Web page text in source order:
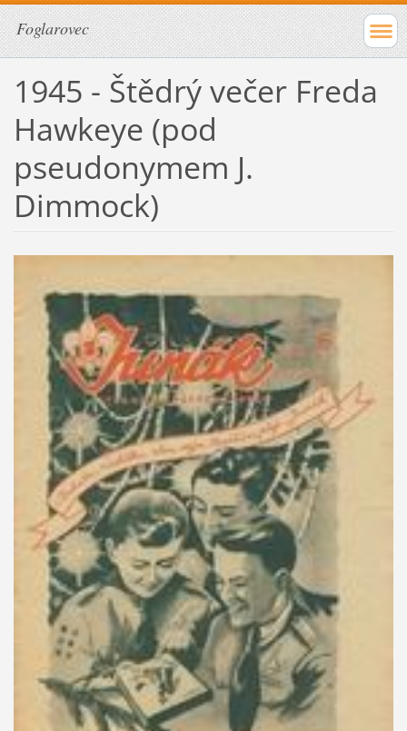
Foglarovec
1945 - Štědrý večer Freda
Hawkeye (pod
pseudonymem J.
Dimmock)